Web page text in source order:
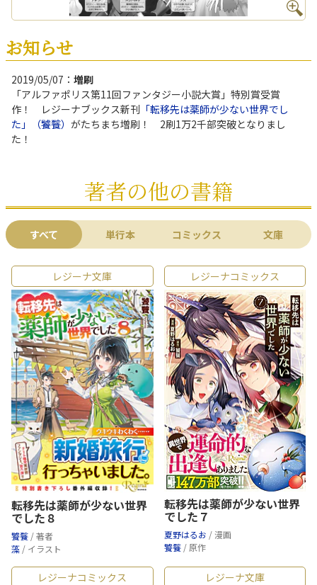
お知らせ
2019/05/07： 増刷
「アルファポリス第11回ファンタジー小説大賞」特別賞受賞
作！ レジーナブックス新刊 「転移先は薬師が少ない世界でし
た」（饕餮） がたちまち増刷！ 2刷1万2千部突破となりまし
た！
著者の他の書籍
すべて 単行本 コミックス 文庫
レジーナ文庫
転移先は薬師が少ない世界
でした８
饕餮 / 著者
藻 / イラスト
レジーナコミックス
転移先は薬師が少ない世界
でした７
夏野はるお / 漫画
饕餮 / 原作
レジーナコミックス レジーナ文庫